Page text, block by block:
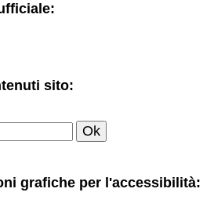
sito:
grafiche per l'accessibilità: